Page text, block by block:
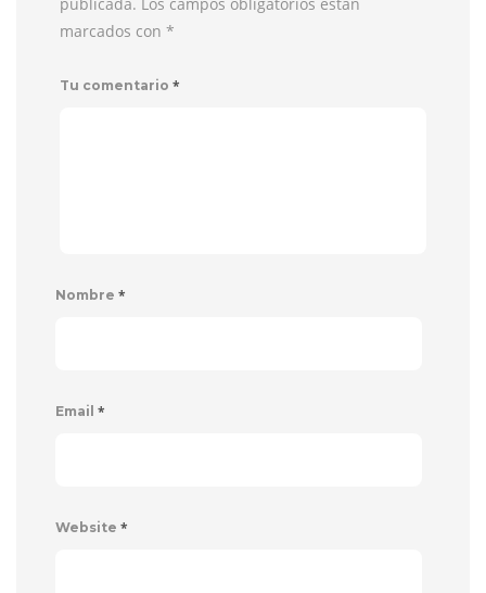
marcados con *
Tu comentario *
Nombre *
Email *
Website *